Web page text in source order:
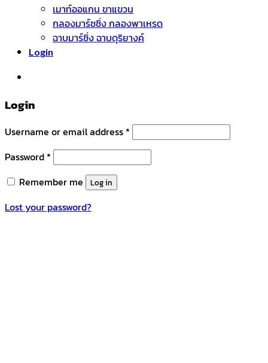
เมาท์ออแกน ขาแขวน
กลองมาร์ชชิ่ง กลองพาเหรด
ฉาบมาร์ชิ่ง ฉาบดุริยางค์
Login
Login
Username or email address *
Password *
Remember me
Log in
Lost your password?